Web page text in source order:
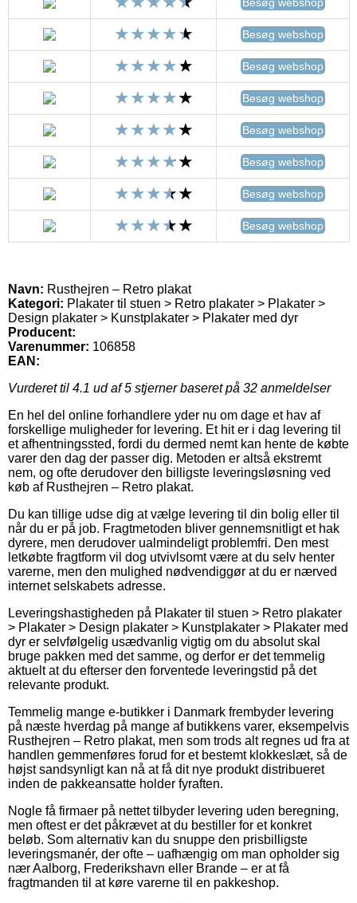
Besøg webshop
Besøg webshop
Besøg webshop
Besøg webshop
Besøg webshop
Besøg webshop
Besøg webshop
Navn: Rusthejren – Retro plakat
Kategori: Plakater til stuen > Retro plakater > Plakater >
Design plakater > Kunstplakater > Plakater med dyr
Producent:
Varenummer: 106858
EAN:
Vurderet til 4.1 ud af 5 stjerner baseret på 32 anmeldelser
En hel del online forhandlere yder nu om dage et hav af
forskellige muligheder for levering. Et hit er i dag levering til
et afhentningssted, fordi du dermed nemt kan hente de købte
varer den dag der passer dig. Metoden er altså ekstremt
nem, og ofte derudover den billigste leveringsløsning ved
køb af Rusthejren – Retro plakat.
Du kan tillige udse dig at vælge levering til din bolig eller til
når du er på job. Fragtmetoden bliver gennemsnitligt et hak
dyrere, men derudover ualmindeligt problemfri. Den mest
letkøbte fragtform vil dog utvivlsomt være at du selv henter
varerne, men den mulighed nødvendiggør at du er nærved
internet selskabets adresse.
Leveringshastigheden på Plakater til stuen > Retro plakater
> Plakater > Design plakater > Kunstplakater > Plakater med
dyr er selvfølgelig usædvanlig vigtig om du absolut skal
bruge pakken med det samme, og derfor er det temmelig
aktuelt at du efterser den forventede leveringstid på det
relevante produkt.
Temmelig mange e-butikker i Danmark frembyder levering
på næste hverdag på mange af butikkens varer, eksempelvis
Rusthejren – Retro plakat, men som trods alt regnes ud fra at
handlen gemmenføres forud for et bestemt klokkeslæt, så de
højst sandsynligt kan nå at få dit nye produkt distribueret
inden de pakkeansatte holder fyraften.
Nogle få firmaer på nettet tilbyder levering uden beregning,
men oftest er det påkrævet at du bestiller for et konkret
beløb. Som alternativ kan du snuppe den prisbilligste
leveringsmanér, der ofte – uafhængig om man opholder sig
nær Aalborg, Frederikshavn eller Brande – er at få
fragtmanden til at køre varerne til en pakkeshop.